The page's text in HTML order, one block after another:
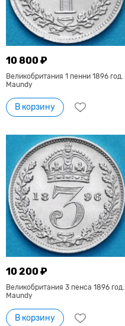
10 800 ₽
Великобритания 1 пенни 1896 год.
Maundy
В корзину
10 200 ₽
Великобритания 3 пенса 1896 год.
Maundy
В корзину